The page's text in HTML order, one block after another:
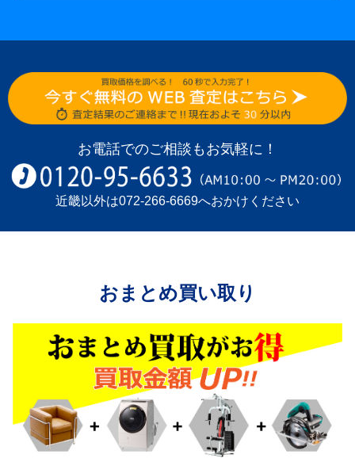
お電話でのご相談もお気軽に！
近畿以外は072-266-6669へおかけください
おまとめ買い取り